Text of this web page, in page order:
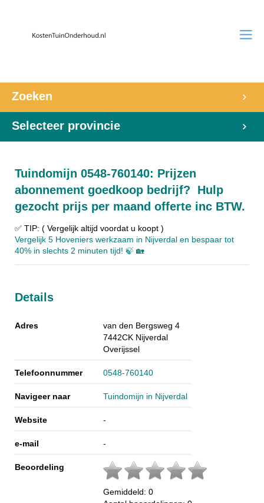
Zoeken
Selecteer provincie
Tuindomijn 0548-760140: Prijzen
abonnement goedkoop bedrijf? Hulp
gezocht prijs per maand offerte inc BTW.
✅ TIP: ( Vergelijk altijd voordat u koopt )
Vergelijk 5 Hoveniers werkzaam in Nijverdal en bespaar tot
40% in slechts 2 minuten tijd! 🍃 🏡
Details
Adres
van den Bergsweg 4
7442CK Nijverdal
Overijssel
Telefoonnummer 0548-760140
Navigeer naar Tuindomijn in Nijverdal
Website -
e-mail -
Beoordeling
Gemiddeld: 0